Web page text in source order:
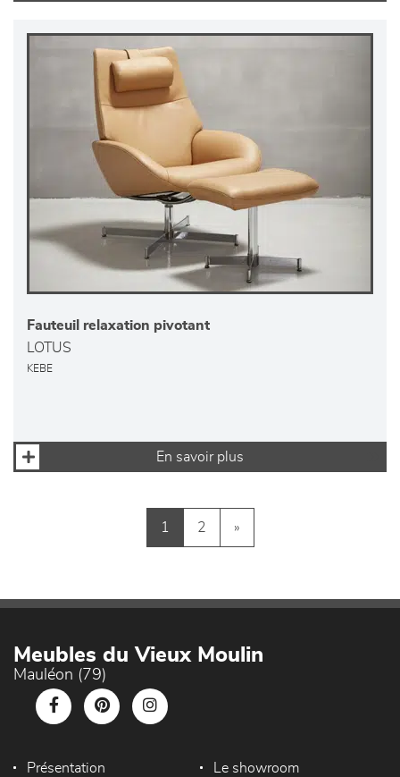
Fauteuil relaxation pivotant
LOTUS
KEBE
En savoir plus
1 2 »
Meubles du Vieux Moulin
Mauléon (79)
Présentation Le showroom